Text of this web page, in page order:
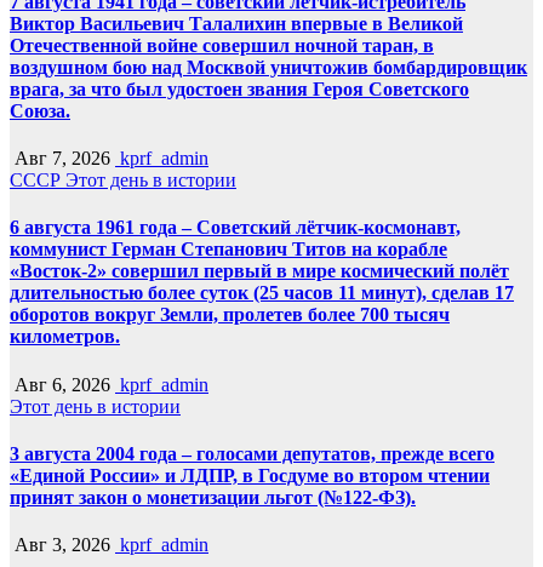
Виктор Васильевич Талалихин впервые в Великой
Отечественной войне совершил ночной таран, в
воздушном бою над Москвой уничтожив бомбардировщик
врага, за что был удостоен звания Героя Советского
Союза.
Авг 7, 2026 kprf_admin
СССР Этот день в истории
6 августа 1961 года – Советский лётчик-космонавт,
коммунист Герман Степанович Титов на корабле
«Восток-2» совершил первый в мире космический полёт
длительностью более суток (25 часов 11 минут), сделав 17
оборотов вокруг Земли, пролетев более 700 тысяч
километров.
Авг 6, 2026 kprf_admin
Этот день в истории
3 августа 2004 года – голосами депутатов, прежде всего
«Единой России» и ЛДПР, в Госдуме во втором чтении
принят закон о монетизации льгот (№122-ФЗ).
Авг 3, 2026 kprf_admin